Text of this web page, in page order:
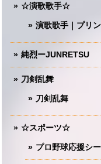
☆演歌歌手☆
演歌歌手｜プリ
純烈ーJUNRETSU
刀剣乱舞
刀剣乱舞
☆スポーツ☆
プロ野球応援シ